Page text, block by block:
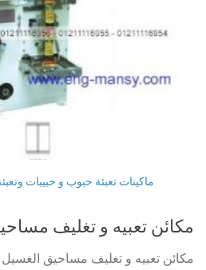
ماكينات تعبئة حبوب و حبيبات
مكائن تعبيه و تغليف